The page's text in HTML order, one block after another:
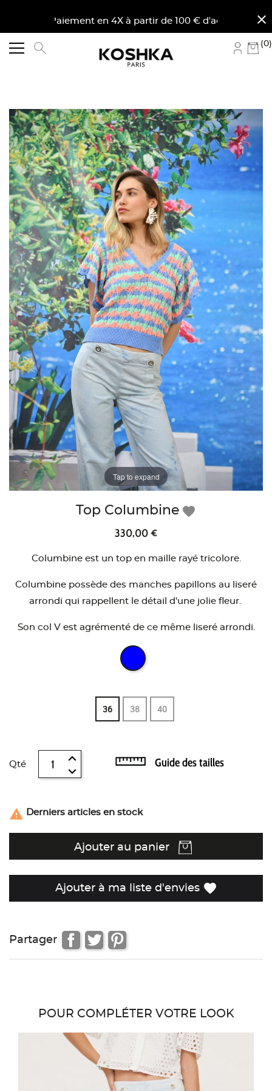
Paiement en 4X à partir de 100 € d'achat en France
close
(0)
Tap to expand
Top Columbine favorite
330,00 €
Columbine est un top en maille rayé tricolore.
Columbine possède des manches papillons au liseré
arrondi qui rappellent le détail d'une jolie fleur.
Son col V est agrémenté de ce même liseré arrondi.
36 38 40
Qté Guide des tailles
 Derniers articles en stock
Ajouter au panier
Ajouter à ma liste d'envies favorite
Partager
POUR COMPLÉTER VOTRE LOOK